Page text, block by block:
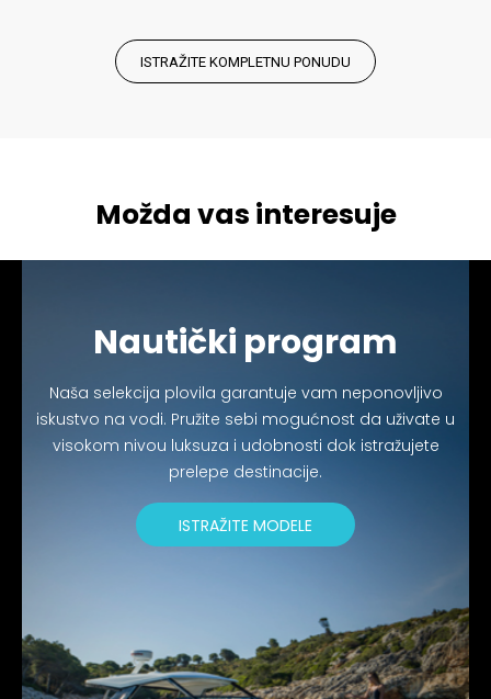
ISTRAŽITE KOMPLETNU PONUDU
Možda vas interesuje
Nautički program
Naša selekcija plovila garantuje vam neponovljivo
iskustvo na vodi. Pružite sebi mogućnost da uživate u
visokom nivou luksuza i udobnosti dok istražujete
prelepe destinacije.
ISTRAŽITE MODELE